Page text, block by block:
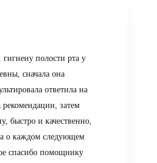
гигиену полости рта у
сначала она
ответила на
затем
быстро и качественно,
о каждом следующем
спасибо помощнику